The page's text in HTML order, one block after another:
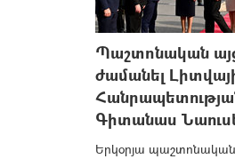
Պաշտոնական
ժամանել
Գիտանաս
Երկօրյա պաշտոնական